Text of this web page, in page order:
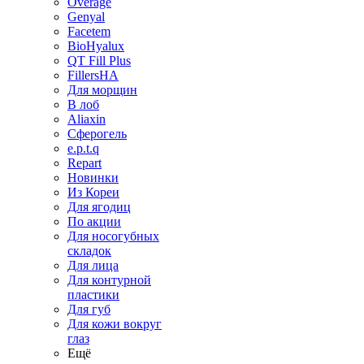
Genyal
Facetem
BioHyalux
QT Fill Plus
FillersHA
Для морщин
В лоб
Aliaxin
Сферогель
e.p.t.q
Repart
Новинки
Из Кореи
Для ягодиц
По акции
Для носогубных
складок
Для лица
Для контурной
пластики
Для губ
Для кожи вокруг
глаз
Ещё